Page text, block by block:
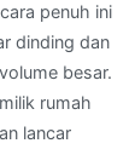
penuh ini
dinding dan
besar.
rumah
lancar